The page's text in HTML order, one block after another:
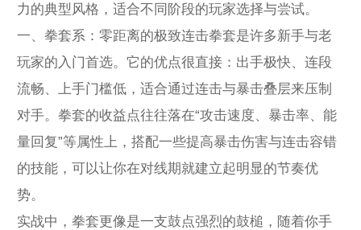
力的典型风格，适合不同阶段的玩家选择与尝试。
一、拳套系：零距离的极致连击拳套是许多新手与老
玩家的入门首选。它的优点很直接：出手极快、连段
流畅、上手门槛低，适合通过连击与暴击叠层来压制
对手。拳套的收益点往往落在“攻击速度、暴击率、能
量回复”等属性上，搭配一些提高暴击伤害与连击容错
的技能，可以让你在对线期就建立起明显的节奏优
势。
实战中，拳套更像是一支鼓点强烈的鼓槌，随着你手